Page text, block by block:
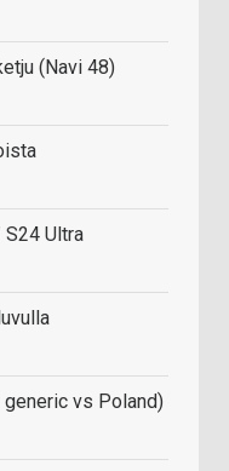
(Navi 48)
Ultra
generic vs Poland)